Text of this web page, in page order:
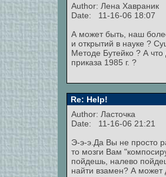
Author: Лена Хавраник
Date: 11-16-06 18:07
А может быть, наш
и открытий в науке ?
Методе Бутейко ? А
приказа 1985 г. ?
Re: Help!
Author: Ласточка
Date: 11-16-06 21:21
Э-э-э.Да Вы не просто
то мозги Вам
пойдешь, налево
найти взамен? А может